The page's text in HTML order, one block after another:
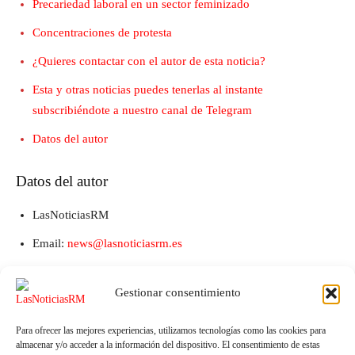
Gestionar consentimiento
Para ofrecer las mejores experiencias, utilizamos tecnologías como las cookies para
almacenar y/o acceder a la información del dispositivo. El consentimiento de estas
Precariedad laboral en un sector feminizado
Concentraciones de protesta
¿Quieres contactar con el autor de esta noticia?
Esta y otras noticias puedes tenerlas al instante
subscribiéndote a nuestro canal de Telegram
Datos del autor
Datos del autor
LasNoticiasRM
Email: news@lasnoticiasrm.es